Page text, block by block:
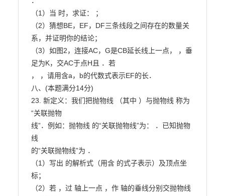
（1）当 时，求证： ；
（2）猜想BE，EF，DF三条线段之间存在的数量关
系，并证明你的结论；
（3）如图2，连接AC，G是CB延长线上一点， ，垂
足为K，交AC于点H且 ．若
， ，请用含a，b的代数式表示EF的长．
八、(本题满分14分)
23. 新定义：我们把抛物线 （其中 ）与抛物线 称为
“关联抛物
线”．例如：抛物线 的“关联抛物线”为： ．已知抛物
线
的“关联抛物线”为 ．
（1）写出 的解析式（用含 的式子表示）及顶点坐
标；
（2）若 ，过 轴上一点 ，作 轴的垂线分别交抛物线